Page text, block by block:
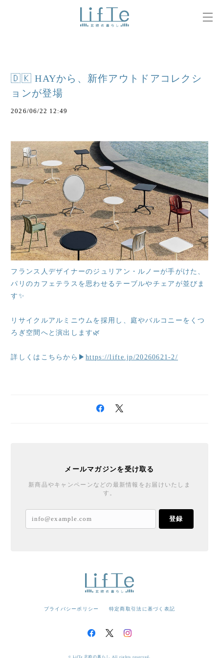
🇩🇰 HAYから、新作アウトドアコレクシ
ョンが登場
2026/06/22 12:49
フランス人デザイナーのジュリアン・ルノーが手がけた、
パリのカフェテラスを思わせるテーブルやチェアが並びま
す✨
リサイクルアルミニウムを採用し、庭やバルコニーをくつ
ろぎ空間へと演出します🌿
詳しくはこちらから▶https://lifte.jp/20260621-2/
メールマガジンを受け取る
新商品やキャンペーンなどの最新情報をお届けいたしま
す。
登録
プライバシーポリシー 特定商取引法に基づく表記